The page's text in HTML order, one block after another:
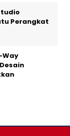
Perangkat
Way